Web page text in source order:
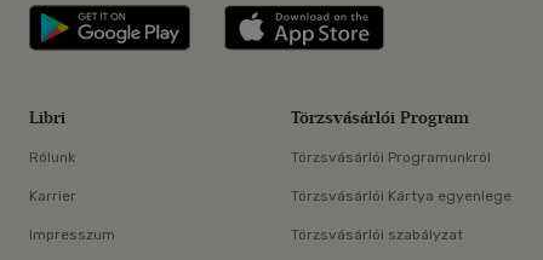
Libri applikáció Szerezd meg: Google
Libri
Rólunk
Karrier
Impresszum
Törzsvásárlói Program
Törzsvásárlói Programunkról
Törzsvásárlói Kártya egyenlege
Törzsvásárlói szabályzat